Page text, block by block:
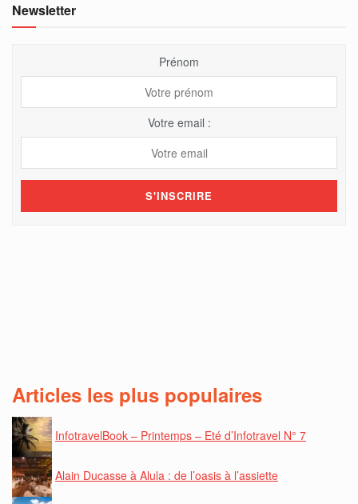
Newsletter
Prénom
Votre email :
Articles les plus populaires
InfotravelBook – Printemps – Eté d’Infotravel N° 7
Alain Ducasse à Alula : de l’oasis à l’assiette